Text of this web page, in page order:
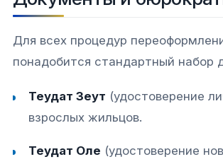
Для всех процедур
понадобится стандартный набор
Теудат Зеут (удостоверение
взрослых жильцов.
Теудат Оле (удостоверение